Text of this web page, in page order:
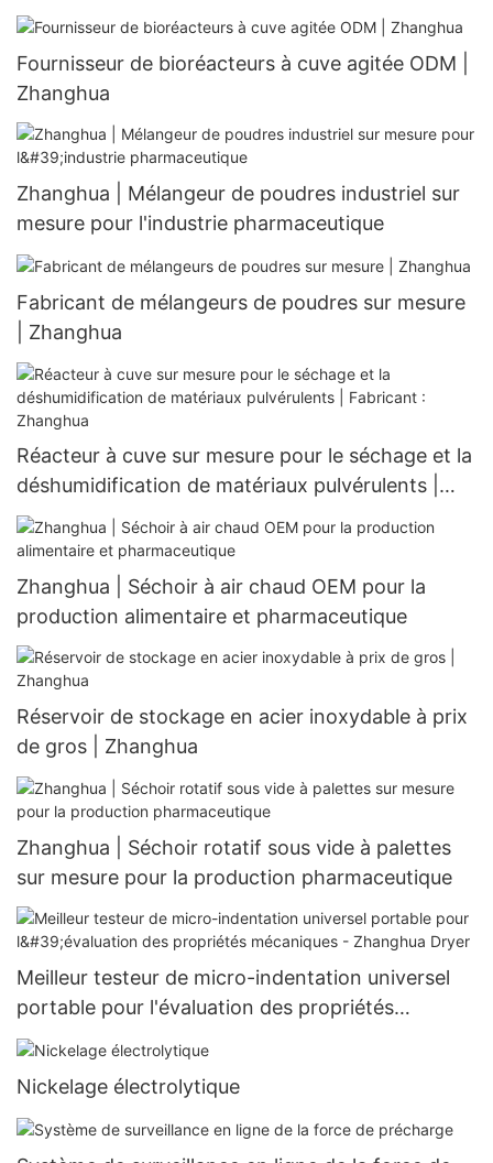
Zhanghua
Fournisseur de bioréacteurs à cuve agitée ODM |
Zhanghua
Zhanghua | Mélangeur de poudres industriel sur
mesure pour l'industrie pharmaceutique
Fabricant de mélangeurs de poudres sur mesure
| Zhanghua
Réacteur à cuve sur mesure pour le séchage et la
déshumidification de matériaux pulvérulents |
Fabricant : Zhanghua
Zhanghua | Séchoir à air chaud OEM pour la
production alimentaire et pharmaceutique
Réservoir de stockage en acier inoxydable à prix
de gros | Zhanghua
Zhanghua | Séchoir rotatif sous vide à palettes
sur mesure pour la production pharmaceutique
Meilleur testeur de micro-indentation universel
portable pour l'évaluation des propriétés
mécaniques - Zhanghua Dryer
Nickelage électrolytique